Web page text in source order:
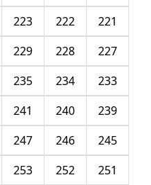
221
222
223
227
228
229
233
234
235
239
240
241
245
246
247
251
252
253